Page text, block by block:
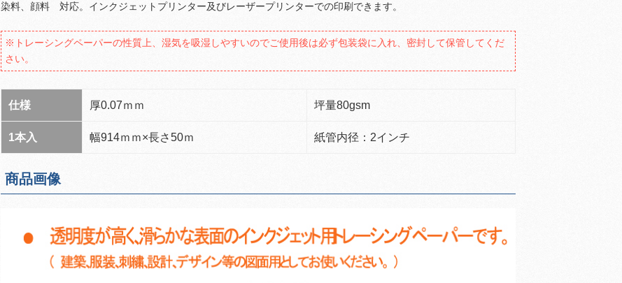
染料、顔料 対応。インクジェットプリンター及びレーザープリンターでの印刷できます。
※トレーシングペーパーの性質上、湿気を吸湿しやすいのでご使用後は必ず包装袋に入れ、密封して保管してくだ
さい。
仕様 厚0.07ｍｍ 坪量80gsm
1本入 幅914ｍｍ×長さ50ｍ 紙管内径：2インチ
商品画像